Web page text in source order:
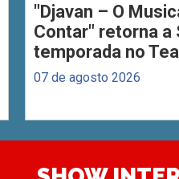
"Djavan – O
Contar" retorna a
temporada no
07 de agosto 2026